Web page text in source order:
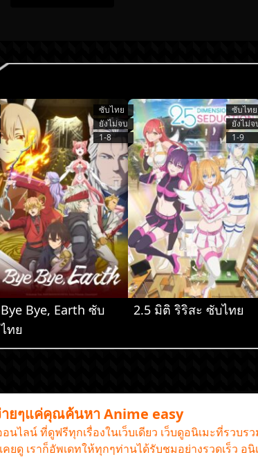
ซับไทย
ยังไม่จบ
1-8
Bye Bye, Earth ซับ
ไทย
ซับไทย
ยังไม่จ
1-9
2.5 มิติ ริริสะ ซับไทย
ายๆแค่คุณค้นหา Anime easy
นไลน์ ที่ดูฟรีทุกเรื่องในเว็บเดียว เว็บดูอนิเมะที่รว
ยดู เราก็อัพเดทให้ทุกๆท่านได้รับชมอย่างรวดเร็ว